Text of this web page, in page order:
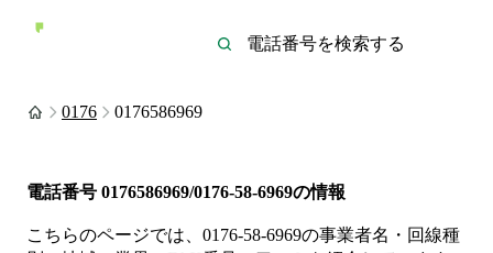
0176 0176586969
電話番号 0176586969/0176-58-6969の情報
こちらのページでは、 0176-58-6969の事業者名・回線種